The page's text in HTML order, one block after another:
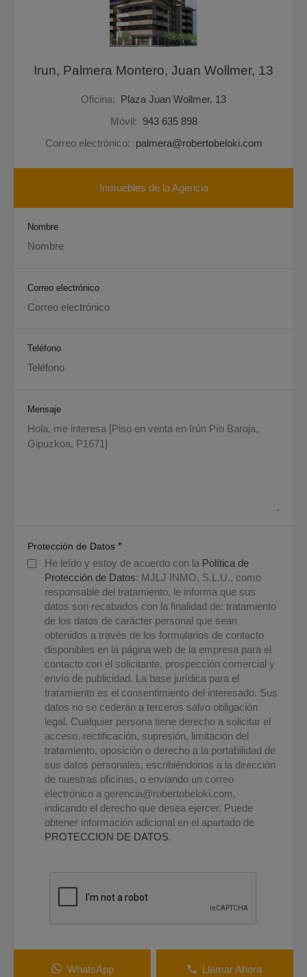
Irun, Palmera Montero, Juan Wollmer, 13
Oficina: Plaza Juan Wollmer, 13
Móvil: 943 635 898
Correo electrónico: palmera@robertobeloki.com
Inmuebles de la Agencia
Nombre
Correo electrónico
Teléfono
Mensaje
Protección de Datos *
He leído y estoy de acuerdo con la Política de
Protección de Datos: MJLJ INMO, S.L.U., como
responsable del tratamiento, le informa que sus
datos son recabados con la finalidad de: tratamiento
de los datos de carácter personal que sean
obtenidos a través de los formularios de contacto
disponibles en la página web de la empresa para el
contacto con el solicitante, prospección comercial y
envío de publicidad. La base jurídica para el
tratamiento es el consentimiento del interesado. Sus
datos no se cederán a terceros salvo obligación
legal. Cualquier persona tiene derecho a solicitar el
acceso, rectificación, supresión, limitación del
tratamiento, oposición o derecho a la portabilidad de
sus datos personales, escribiéndonos a la dirección
de nuestras oficinas, o enviando un correo
electrónico a gerencia@robertobeloki.com,
indicando el derecho que desea ejercer. Puede
obtener información adicional en el apartado de
PROTECCION DE DATOS.
WhatsApp Llamar Ahora